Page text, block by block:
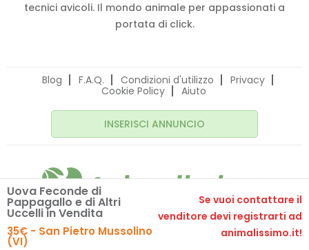
Uova Feconde di
Pappagallo e di Altri
Uccelli in Vendita
35€ - San Pietro Mussolino
(VI)
Se vuoi contattare il
venditore devi registrarti ad
animalissimo.it!
tecnici avicoli. Il mondo animale per appassionati a
portata di click.
Blog F.A.Q. Condizioni d'utilizzo
Privacy
Cookie Policy
Aiuto
INSERISCI ANNUNCIO
© 2020 Animalissimo.it - P.IVA 04582550275
Made withbycomunicafacile.eu